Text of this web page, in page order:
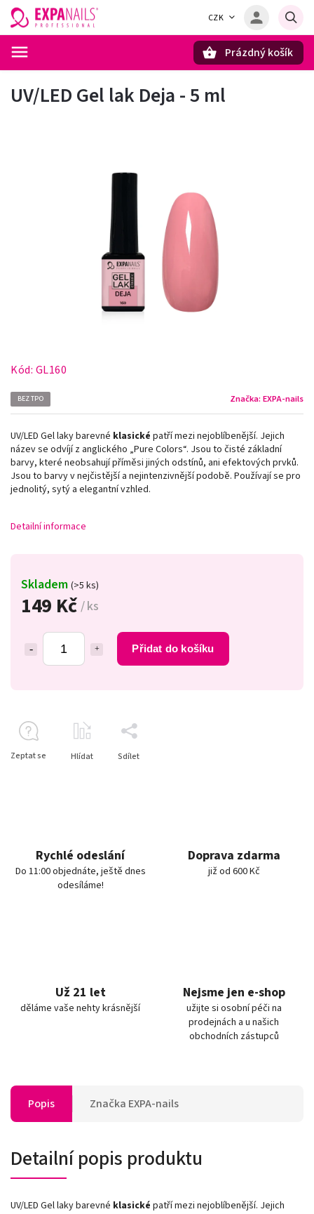
CZK
Prázdný košík
UV/LED Gel lak Deja - 5 ml
Kód: GL160
BEZ TPO Značka: EXPA-nails
149 Kč / ks
Přidat do košíku
Skladem (>5 ks)
UV/LED Gel laky barevné klasické patří mezi nejoblíbenější. Jejich
název se odvíjí z anglického „Pure Colors“. Jsou to čisté základní
barvy, které neobsahují příměsi jiných odstínů, ani efektových prvků.
Jsou to barvy v nejčistější a nejintenzivnější podobě. Používají se pro
jednolitý, sytý a elegantní vzhled.
Detailní informace
Zeptat se Hlídat Sdílet
Rychlé odeslání
Do 11:00 objednáte, ještě dnes
odesíláme!
Doprava zdarma
již od 600 Kč
Už 21 let
děláme vaše nehty krásnější
Nejsme jen e-shop
užijte si osobní péči na
prodejnách a u našich
obchodních zástupců
Popis Značka EXPA-nails
Detailní popis produktu
UV/LED Gel laky barevné klasické patří mezi nejoblíbenější. Jejich